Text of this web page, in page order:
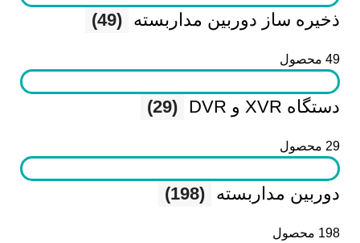
ذخیره ساز دوربین مداربسته (49)
49 محصول
دستگاه XVR و DVR (29)
29 محصول
دوربین مداربسته (198)
198 محصول